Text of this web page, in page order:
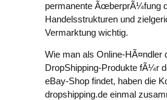
permanente ÃœberprÃ¼fung
Handelsstrukturen und
Vermarktung wichtig.
Wie man als Online-HÃ¤ndler
DropShipping-Produkte fÃ¼r
eBay-Shop findet, haben die
dropshipping.de einmal